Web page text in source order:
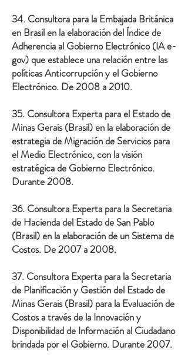
34. Consultora para la Embajada Británica
en Brasil en la elaboración del Índice de
Adherencia al Gobierno Electrónico (IA e-
gov) que establece una relación entre las
políticas Anticorrupción y el Gobierno
Electrónico. De 2008 a 2010.
35. Consultora Experta para el Estado de
Minas Gerais (Brasil) en la elaboración de
estrategia de Migración de Servicios para
el Medio Electrónico, con la visión
estratégica de Gobierno Electrónico.
Durante 2008.
36. Consultora Experta para la Secretaria
de Hacienda del Estado de San Pablo
(Brasil) en la elaboración de un Sistema de
Costos. De 2007 a 2008.
37. Consultora Experta para la Secretaria
de Planificación y Gestión del Estado de
Minas Gerais (Brasil) para la Evaluación de
Costos a través de la Innovación y
Disponibilidad de Información al Ciudadano
brindada por el Gobierno. Durante 2007.